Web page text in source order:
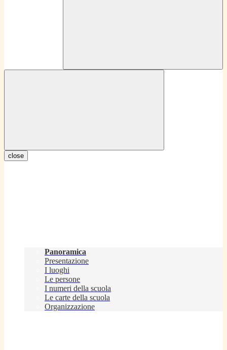
close
Panoramica
Presentazione
I luoghi
Le persone
I numeri della scuola
Le carte della scuola
Organizzazione